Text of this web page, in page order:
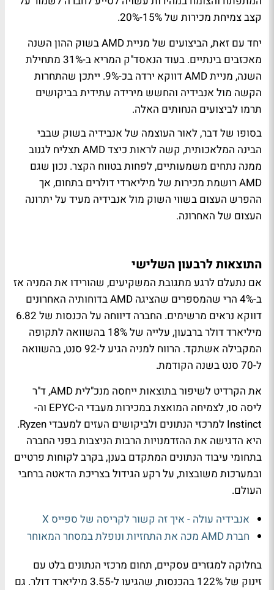
קצב צמיחת מכירות של 15%-20%.
יחד עם זאת, הביצועים של מניית AMD בשוק ההון השנה
מאכזבים בינתיים. בעוד הנאסד"ק המריא ב-31% מתחילת
השנה, מניית AMD דווקא ירדה בכ-9%. ייתכן שהתחרות
הקשה מול אנבידיה והחשש מירידה עתידית בביקושים
תרמו לביצועים הנחותים האלה.
בסופו של דבר, לאור העוצמה של אנבידיה בשוק שבבי
הבינה המלאכותית, קשה לראות כיצד AMD תצליח לגנוב
ממנה נתחים משמעותיים, לפחות בטווח הקצר. נכון שגם
AMD רושמת מכירות של מיליארדי דולרים בתחום, אך
ההפרש העצום בשווי השוק מול אנבידיה מעיד על יתרונה
העצום של האחרונה.
התוצאות לרבעון השלישי
אם נתעלם לרגע מתגובת המשקיעים, שהורידו את המניה אז
ב-4% הרי שהמספרים שהציגה AMD בדוחותיה האחרונים
דווקא נראים מרשימים. החברה דיווחה על הכנסות של 6.82
מיליארד דולר ברבעון, עלייה של 18% בהשוואה לתקופה
המקבילה אשתקד. הרווח למניה הגיע ל-92 סנט, בהשוואה
ל-70 סנט בשנה הקודמת.
את הקרדיט לשיפור בתוצאות ייחסה מנכ"לית AMD, ד"ר
ליסה סו, לצמיחה המואצת במכירות מעבדי ה-EPYC וה-
Instinct למרכזי הנתונים ולביקושים העזים למעבדי Ryzen.
היא הדגישה את ההזדמנויות הרבות הניצבות בפני החברה
בתחומי עיבוד הנתונים המתקדם בענן, בקרב לקוחות פרטיים
ובמערכות משובצות, על רקע הגידול בצריכת הדאטה ברחבי
העולם.
אנבידיה עולה - איך זה קשור לקריסה של ספייס X
חברת AMD מכה את התחזיות ונופלת במסחר המאוחר
בחלוקה למגזרים עסקיים, תחום מרכזי הנתונים בלט עם
זינוק של 122% בהכנסות, שהגיעו ל-3.55 מיליארד דולר. גם